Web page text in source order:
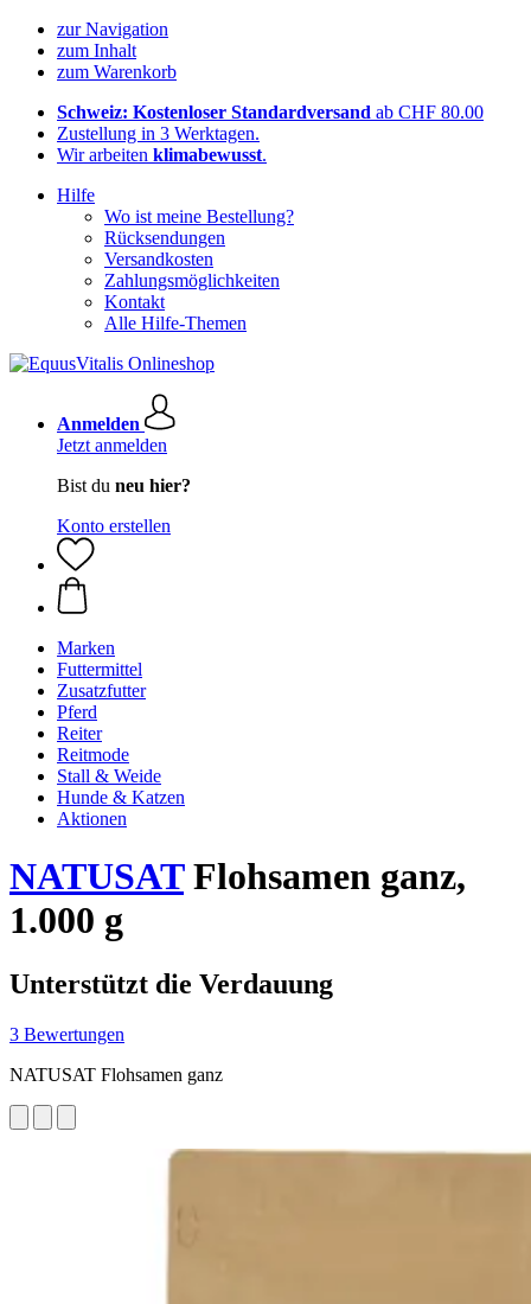
zur Navigation
zum Inhalt
zum Warenkorb
Schweiz: Kostenloser Standardversand ab CHF 80.00
Zustellung in 3 Werktagen.
Wir arbeiten klimabewusst.
Hilfe
Wo ist meine Bestellung?
Rücksendungen
Versandkosten
Zahlungsmöglichkeiten
Kontakt
Alle Hilfe-Themen
Anmelden
Jetzt anmelden
Bist du neu hier?
Konto erstellen
Marken
Futtermittel
Zusatzfutter
Pferd
Reiter
Reitmode
Stall & Weide
Hunde & Katzen
Aktionen
NATUSATFlohsamen ganz,
1.000 g
Unterstützt die Verdauung
3 Bewertungen
NATUSAT Flohsamen ganz